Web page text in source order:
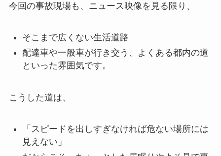
今回の事故現場も、ニュース映像を見る限り、
そこまで広くない生活道路
配達車や一般車が行き交う、よくある都内の道
といった雰囲気です。
こうした道は、
「スピードを出しすぎなければ危ない場所には
見えない」